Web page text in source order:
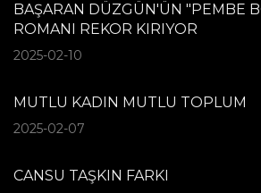
BAŞARAN DÜZGÜN'ÜN "PEMBE
ROMANI REKOR KIRIYOR
2025-02-10
MUTLU KADIN MUTLU TOPLUM
2025-02-07
CANSU TAŞKIN FARKI